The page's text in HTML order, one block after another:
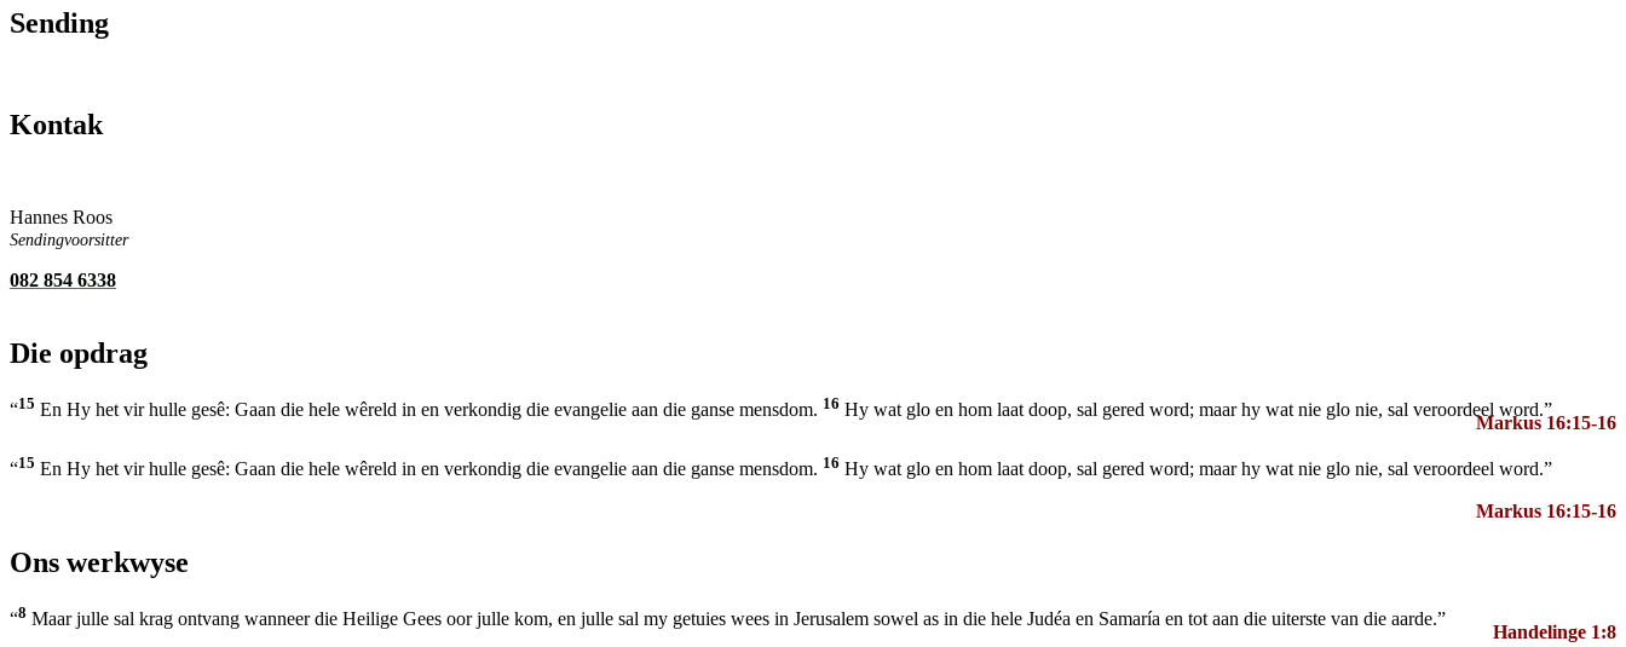
Sending
Kontak
Hannes Roos
Sendingvoorsitter
082 854 6338
Die opdrag
“15 En Hy het vir hulle gesê: Gaan die hele wêreld in en verkondig die evangelie aan die ganse mensdom. 16 Hy wat glo en hom laat doop, sal gered word; maar hy wat nie glo nie, sal veroordeel word.”
Markus 16:15-16
“15 En Hy het vir hulle gesê: Gaan die hele wêreld in en verkondig die evangelie aan die ganse mensdom. 16 Hy wat glo en hom laat doop, sal gered word; maar hy wat nie glo nie, sal veroordeel word.”
Markus 16:15-16
Ons werkwyse
“8 Maar julle sal krag ontvang wanneer die Heilige Gees oor julle kom, en julle sal my getuies wees in Jerusalem sowel as in die hele Judéa en Samaría en tot aan die uiterste van die aarde.”
Handelinge 1:8